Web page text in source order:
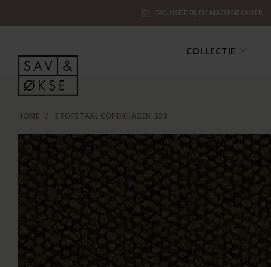
EXCLUSIEF BIJ DE MACHINEKAMER
COLLECTIE
HOME / STOFSTAAL COPENHAGEN 500